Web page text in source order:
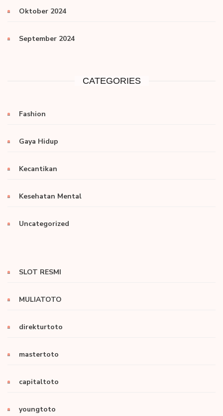
Oktober 2024
September 2024
CATEGORIES
Fashion
Gaya Hidup
Kecantikan
Kesehatan Mental
Uncategorized
SLOT RESMI
MULIATOTO
direkturtoto
mastertoto
capitaltoto
youngtoto